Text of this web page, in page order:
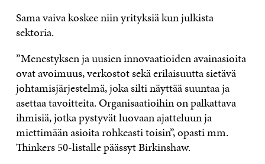
Sama vaiva koskee niin yrityksiä kun julkista
sektoria.
”Menestyksen ja uusien innovaatioiden avainasioita
ovat avoimuus, verkostot sekä erilaisuutta sietävä
johtamisjärjestelmä, joka silti näyttää suuntaa ja
asettaa tavoitteita. Organisaatioihin on palkattava
ihmisiä, jotka pystyvät luovaan ajatteluun ja
miettimään asioita rohkeasti toisin”, opasti mm.
Thinkers 50-listalle päässyt Birkinshaw.